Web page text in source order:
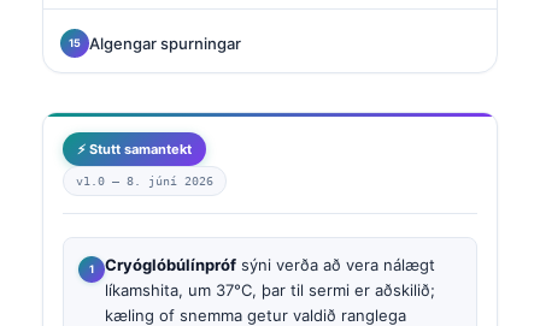
Algengar spurningar
⚡ Stutt samantekt
v1.0 — 8. júní 2026
Cryóglóbúlínpróf sýni verða að vera nálægt
líkamshita, um 37°C, þar til sermi er aðskilið;
kæling of snemma getur valdið ranglega